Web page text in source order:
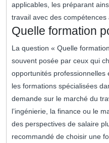
applicables, les préparant
travail avec des compétences
Quelle formation
La question « Quelle
souvent posée par ceux qui
opportunités professionnelles
les formations spécialisées
demande sur le marché du
l’ingénierie, la finance ou le
des perspectives de salaire
recommandé de choisir une